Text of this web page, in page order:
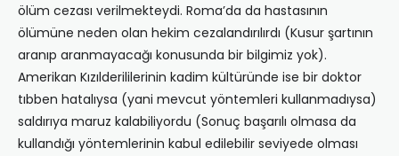
ölüm cezası verilmekteydi. Roma’da da hastasının
ölümüne neden olan hekim cezalandırılırdı (Kusur şartının
aranıp aranmayacağı konusunda bir bilgimiz yok).
Amerikan Kızılderililerinin kadim kültüründe ise bir doktor
tıbben hatalıysa (yani mevcut yöntemleri kullanmadıysa)
saldırıya maruz kalabiliyordu (Sonuç başarılı olmasa da
kullandığı yöntemlerinin kabul edilebilir seviyede olması